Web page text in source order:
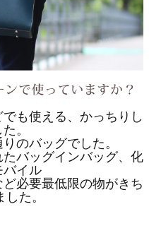
も使える、かっちりし
。
のバッグでした。
たバッグインバッグ、化
バイル
必要最低限の物がきち
た。